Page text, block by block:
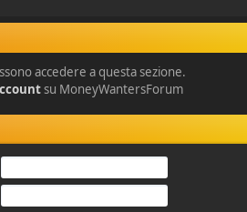
accedere a questa sezione.
su MoneyWantersForum